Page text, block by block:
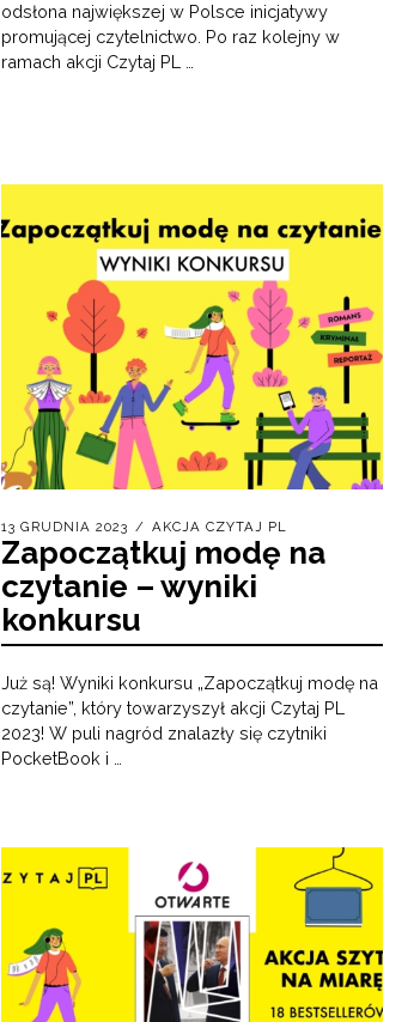
odsłona największej w Polsce inicjatywy
promującej czytelnictwo. Po raz kolejny w
ramach akcji Czytaj PL …
13 GRUDNIA 2023 AKCJA CZYTAJ PL
Zapoczątkuj modę na
czytanie – wyniki
konkursu
Już są! Wyniki konkursu „Zapoczątkuj modę na
czytanie”, który towarzyszył akcji Czytaj PL
2023! W puli nagród znalazły się czytniki
PocketBook i …